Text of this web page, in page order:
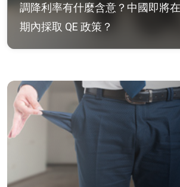
調降利率有什麼含意？中國即將
期內採取 QE 政策？